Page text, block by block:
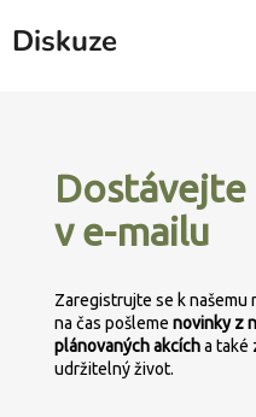
Diskuze
v e-mailu
Zaregistrujte se k našemu
na čas pošleme novinky z
plánovanýchakcícha také
udržitelný život.